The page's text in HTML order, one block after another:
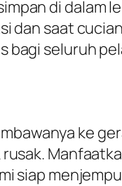
di dalam
saat
bagi seluruh
ke
siap